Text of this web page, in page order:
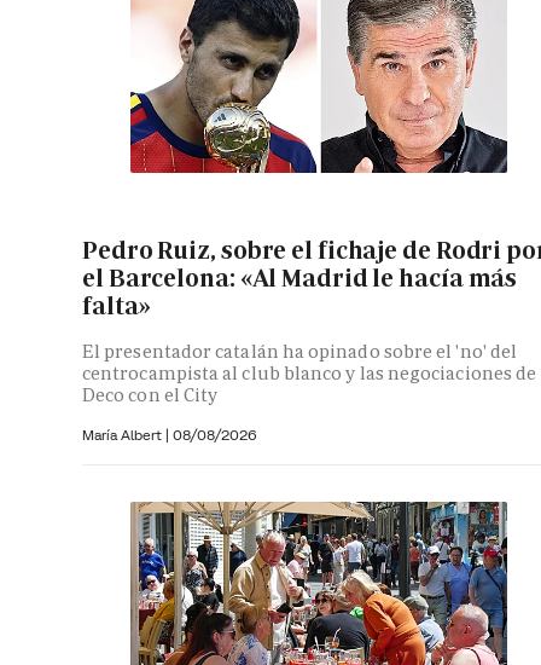
Pedro Ruiz, sobre el fichaje de Rodri
el Barcelona: «Al Madrid le hacía más
falta»
El presentador catalán ha opinado sobre el 'no' del
centrocampista al club blanco y las negociaciones de
Deco con el City
María Albert | 08/08/2026